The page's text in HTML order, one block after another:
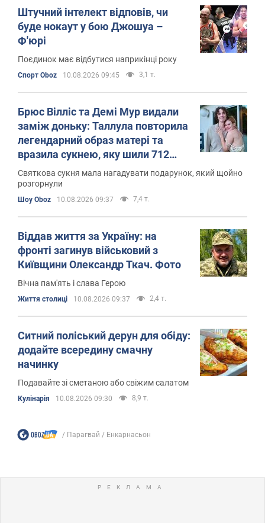
Штучний інтелект відповів, чи
буде нокаут у бою Джошуа –
Ф'юрі
Поєдинок має відбутися наприкінці року
Спорт Oboz 10.08.2026 09:45 3,1 т.
Брюс Вілліс та Демі Мур видали
заміж доньку: Таллула повторила
легендарний образ матері та
вразила сукнею, яку шили 712
годин
Святкова сукня мала нагадувати подарунок, який щойно
розгорнули
Шоу Oboz 10.08.2026 09:37 7,4 т.
Віддав життя за Україну: на
фронті загинув військовий з
Київщини Олександр Ткач. Фото
Вічна пам'ять і слава Герою
Життя столиці 10.08.2026 09:37 2,4 т.
Ситний поліський дерун для обіду:
додайте всередину смачну
начинку
Подавайте зі сметаною або свіжим салатом
Кулінарія 10.08.2026 09:30 8,9 т.
Парагвай Енкарнасьон